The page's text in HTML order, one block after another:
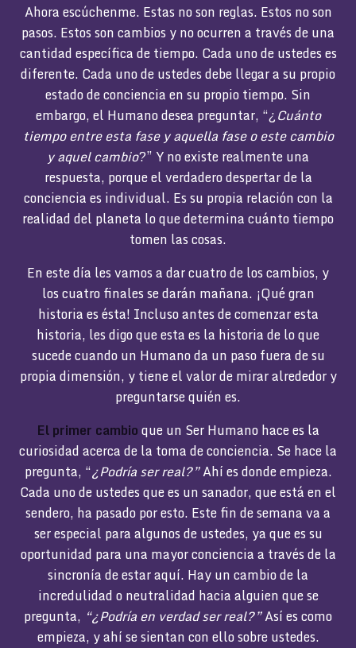
Ahora escúchenme. Estas no son reglas. Estos no son
pasos. Estos son cambios y no ocurren a través de una
cantidad específica de tiempo. Cada uno de ustedes es
diferente. Cada uno de ustedes debe llegar a su propio
estado de conciencia en su propio tiempo. Sin
embargo, el Humano desea preguntar, “¿Cuánto
tiempo entre esta fase y aquella fase o este cambio
y aquel cambio?” Y no existe realmente una
respuesta, porque el verdadero despertar de la
conciencia es individual. Es su propia relación con la
realidad del planeta lo que determina cuánto tiempo
tomen las cosas.
En este día les vamos a dar cuatro de los cambios, y
los cuatro finales se darán mañana. ¡Qué gran
historia es ésta! Incluso antes de comenzar esta
historia, les digo que esta es la historia de lo que
sucede cuando un Humano da un paso fuera de su
propia dimensión, y tiene el valor de mirar alrededor y
preguntarse quién es.
El primer cambioque un Ser Humano hace es la
curiosidad acerca de la toma de conciencia. Se hace la
pregunta, “¿Podría ser real?”Ahí es donde empieza.
Cada uno de ustedes que es un sanador, que está en el
sendero, ha pasado por esto. Este fin de semana va a
ser especial para algunos de ustedes, ya que es su
oportunidad para una mayor conciencia a través de la
sincronía de estar aquí. Hay un cambio de la
incredulidad o neutralidad hacia alguien que se
pregunta, “¿Podría en verdad ser real?”Así es como
empieza, y ahí se sientan con ello sobre ustedes.